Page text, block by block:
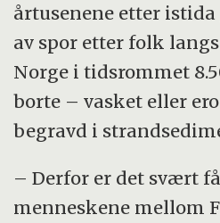
årtusenene etter
av spor etter folk
Norge i tidsrommet
borte – vasket eller
begravd i
– Derfor er det svært
menneskene mellom